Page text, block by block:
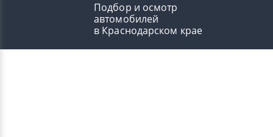
Подбор и осмотр
автомобилей
в Краснодарском крае